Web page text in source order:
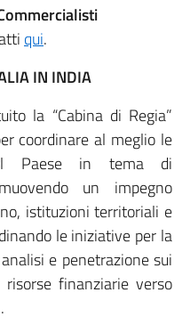
qui.
IN INDIA
la “Cabina di Regia”
coordinare al meglio le
Paese in tema di
un impegno
istituzioni territoriali e
le iniziative per la
e penetrazione sui
finanziarie verso